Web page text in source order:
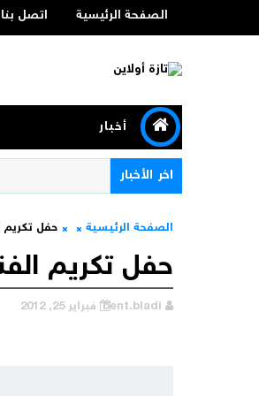
الصفحة الرئيسية اتصل بنا
أخبار
اخر الأخبار
الصفحة الرئيسية حفل تكريم
حفل تكريم
bent.bladi فبراير 25, 2012